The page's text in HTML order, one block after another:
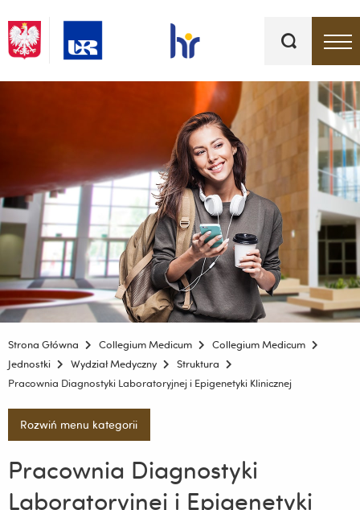
kluczowe
Strona Główna Collegium Medicum
Collegium Medicum
Jednostki
Wydział Medyczny
Struktura
Pracownia Diagnostyki Laboratoryjnej i Epigenetyki Klinicznej
Rozwiń menu kategorii
Pracownia Diagnostyki
Laboratoryjnej i Epigenetyki